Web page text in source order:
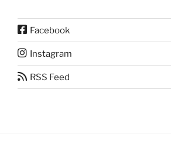
Facebook
Instagram
RSS Feed